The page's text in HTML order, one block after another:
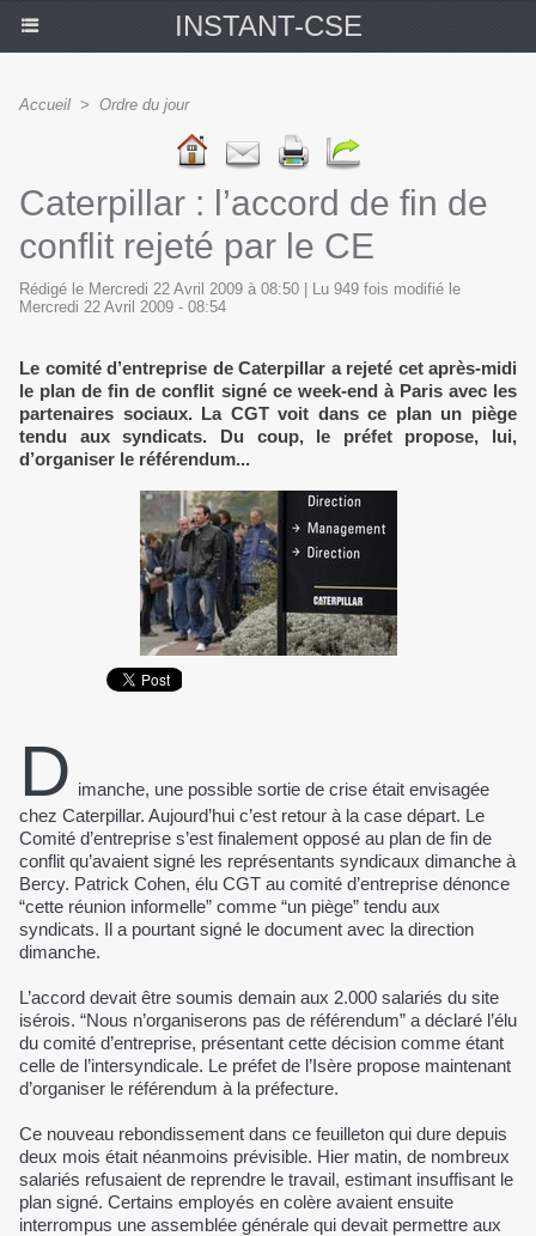
INSTANT-CSE
Accueil > Ordre du jour
Caterpillar : l’accord de fin de
conflit rejeté par le CE
Rédigé le Mercredi 22 Avril 2009 à 08:50 | Lu 949 fois modifié le
Mercredi 22 Avril 2009 - 08:54
Le comité d’entreprise de Caterpillar a rejeté cet après-midi
le plan de fin de conflit signé ce week-end à Paris avec les
partenaires sociaux. La CGT voit dans ce plan un piège
tendu aux syndicats. Du coup, le préfet propose, lui,
d’organiser le référendum...
D imanche, une possible sortie de crise était envisagée
chez Caterpillar. Aujourd’hui c’est retour à la case départ. Le
Comité d’entreprise s’est finalement opposé au plan de fin de
conflit qu’avaient signé les représentants syndicaux dimanche à
Bercy. Patrick Cohen, élu CGT au comité d’entreprise dénonce
“cette réunion informelle” comme “un piège” tendu aux
syndicats. Il a pourtant signé le document avec la direction
dimanche.
L’accord devait être soumis demain aux 2.000 salariés du site
isérois. “Nous n’organiserons pas de référendum” a déclaré l’élu
du comité d’entreprise, présentant cette décision comme étant
celle de l’intersyndicale. Le préfet de l’Isère propose maintenant
d’organiser le référendum à la préfecture.
Ce nouveau rebondissement dans ce feuilleton qui dure depuis
deux mois était néanmoins prévisible. Hier matin, de nombreux
salariés refusaient de reprendre le travail, estimant insuffisant le
plan signé. Certains employés en colère avaient ensuite
interrompus une assemblée générale qui devait permettre aux